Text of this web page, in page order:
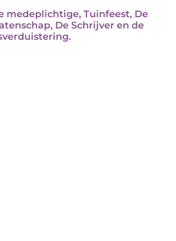
medeplichtige, Tuinfeest, De
De Schrijver en de